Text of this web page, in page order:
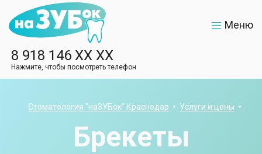
Меню
8 918 146 XX XX
Нажмите, чтобы посмотреть телефон
Стоматология "наЗУБок" Краснодар Услуги и цены
Брекеты